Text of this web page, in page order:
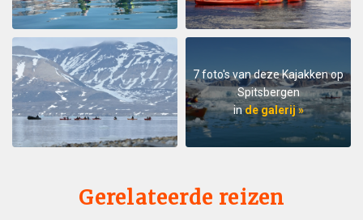
7 foto's van deze Kajakken op
Spitsbergen
inde galerij »
Gerelateerde reizen